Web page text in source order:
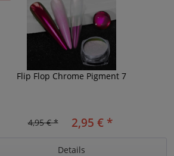
Flip Flop Chrome Pigment 7
4,95 € * 2,95 € *
Details